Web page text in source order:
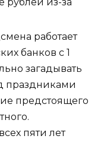
работает
банков с 1
загадывать
праздниками
предстоящего
пяти лет